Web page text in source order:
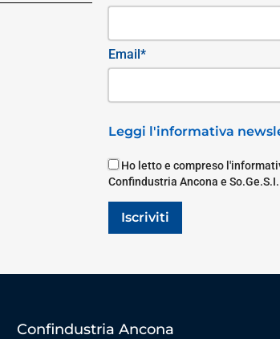
Email*
Leggi l'informativa
Ho letto e compreso
Confindustria Ancona e So.Ge.S.I.
Iscriviti
Confindustria Ancona